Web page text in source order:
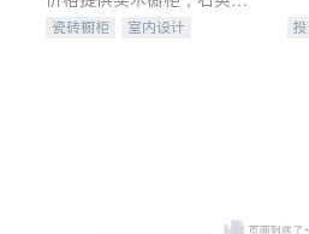
台面，多种优质不锈钢水
瓷砖橱柜
室内设计